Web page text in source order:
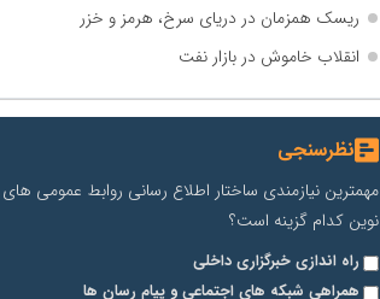
ریسک همزمان در دریای سرخ، هرمز و خزر
انقلاب خاموش در بازار نفت
نظرسنجی
مهمترین نیازمندی ساختار اطلاع رسانی روابط عمومی های
نوین کدام گزینه است؟
راه اندازی خبرگزاری داخلی
همراهی شبکه های اجتماعی و پیام رسان ها